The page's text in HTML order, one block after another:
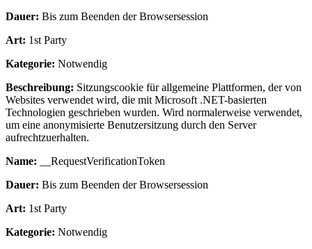
Dauer: Bis zum Beenden der Browsersession
Art: 1st Party
Kategorie: Notwendig
Beschreibung: Sitzungscookie für allgemeine Plattformen, der von
Websites verwendet wird, die mit Microsoft .NET-basierten
Technologien geschrieben wurden. Wird normalerweise verwendet,
um eine anonymisierte Benutzersitzung durch den Server
aufrechtzuerhalten.
Name: __RequestVerificationToken
Dauer: Bis zum Beenden der Browsersession
Art: 1st Party
Kategorie: Notwendig